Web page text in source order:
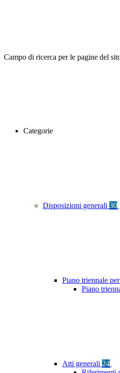
Campo di ricerca per le pagine del
Categorie
Disposizioni generali 30
Piano triennale
Piano
Atti generali 24